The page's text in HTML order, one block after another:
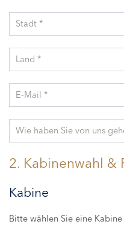
Stadt *
Land *
E-Mail *
Wie haben Sie von uns
2. Kabinenwahl &
Kabine
Bitte wählen Sie eine